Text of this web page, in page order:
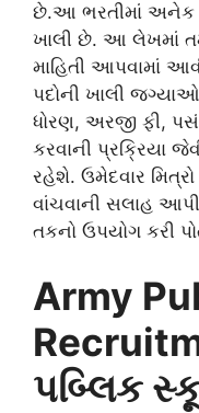
છે.આ ભરતીમાં અનેક
ખાલી છે. આ લેખમાં
માહિતી આપવામાં
પદોની ખાલી
ધોરણ, અરજી ફી,
કરવાની પ્રક્રિયા
રહેશે. ઉમેદવાર
વાંચવાની સલાહ
તકનો ઉપયોગ કરી
Army
પબ્લિક